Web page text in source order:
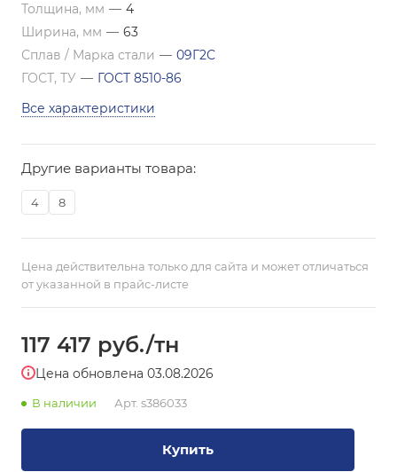
Толщина, мм — 4
Ширина, мм — 63
Сплав / Марка стали — 09Г2С
ГОСТ, ТУ — ГОСТ 8510-86
Все характеристики
Другие варианты товара:
4 8
Цена действительна только для сайта и может отличаться
от указанной в прайс-листе
117 417 руб./тн
Цена обновлена 03.08.2026
В наличии Арт. s386033
Купить